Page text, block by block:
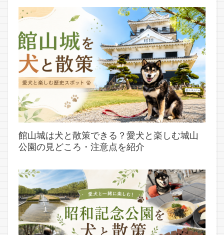
館山城は犬と散策できる？愛犬と楽しむ城山
公園の見どころ・注意点を紹介